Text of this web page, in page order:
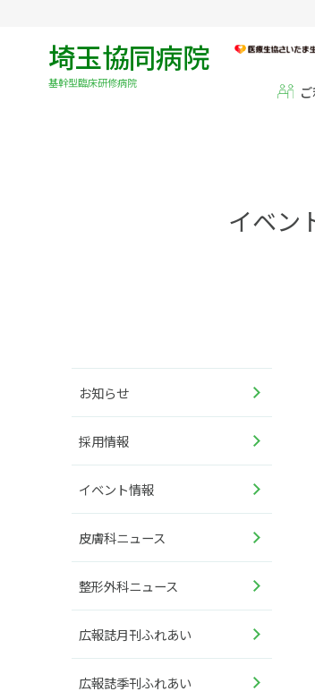
埼玉協同病院
基幹型臨床研修病院
イベン
お知らせ
採用情報
イベント情報
皮膚科ニュース
整形外科ニュース
広報誌月刊ふれあい
広報誌季刊ふれあい